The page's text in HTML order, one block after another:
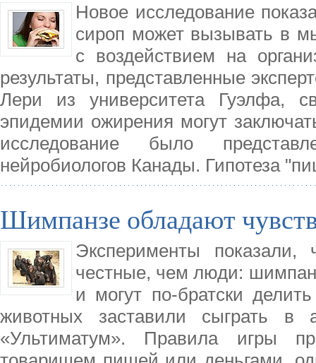
Новое исследование
сироп может вызывать в
с воздействием на
результаты, представленные
Лери из университета Гуэлфа,
эпидемии ожирения могут
исследование было
нейробиологов Канады. Гипотеза
Шимпанзе обладают
Эксперименты
честные, чем люди:
и могут по-братски
животных заставили сыграть в
«Ультиматум». Правила игры